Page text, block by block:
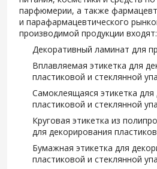
парфюмерии, а также
и парафармацевтического
производимой продукции входят:
Декоративный ламинат для
Вплавляемая этикетка для
пластиковой и стеклянной
Самоклеящаяся этикетка для
пластиковой и стеклянной
Круговая этикетка из
для декорирования
Бумажная этикетка для
пластиковой и стеклянной